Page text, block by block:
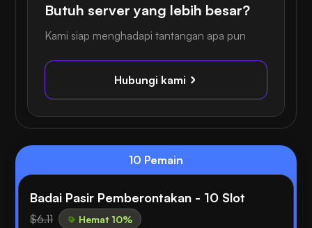
Butuh server yang lebih besar?
Kami siap menghadapi tantangan apa pun
Hubungi kami
10 Pemain
Badai Pasir Pemberontakan - 10 Slot
$6.11 Hemat 10%